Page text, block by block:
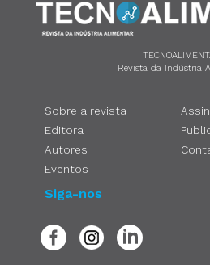
Revista da Indústria
Sobre a revista
Editora
Autores
Eventos
Siga-nos